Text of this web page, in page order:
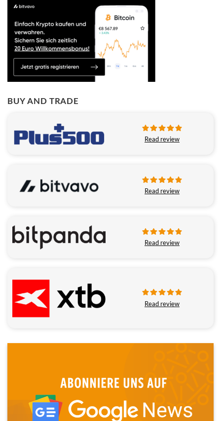
BUY AND TRADE
Read review
Read review
Read review
Read review